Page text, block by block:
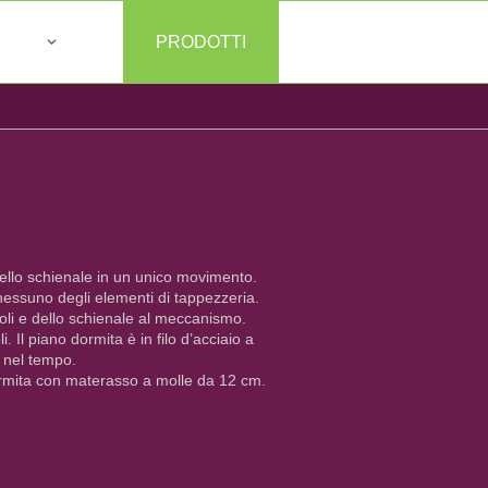
PRODOTTI
schienale in un unico movimento.
degli elementi di tappezzeria.
e dello schienale al meccanismo.
Il piano dormita è in filo d’acciaio a
tempo.
con materasso a molle da 12 cm.